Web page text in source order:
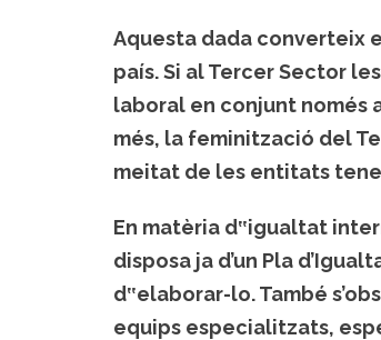
Aquesta dada converteix
país. Si al Tercer Sector
laboral en conjunt només
més, la feminització del
meitat de les entitats
En matèria d‟igualtat
disposa ja d’un Pla
d‟elaborar-lo. També
equips especialitzats,